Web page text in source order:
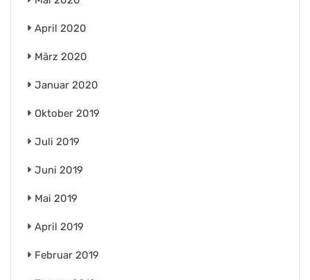
April 2020
März 2020
Januar 2020
Oktober 2019
Juli 2019
Juni 2019
Mai 2019
April 2019
Februar 2019